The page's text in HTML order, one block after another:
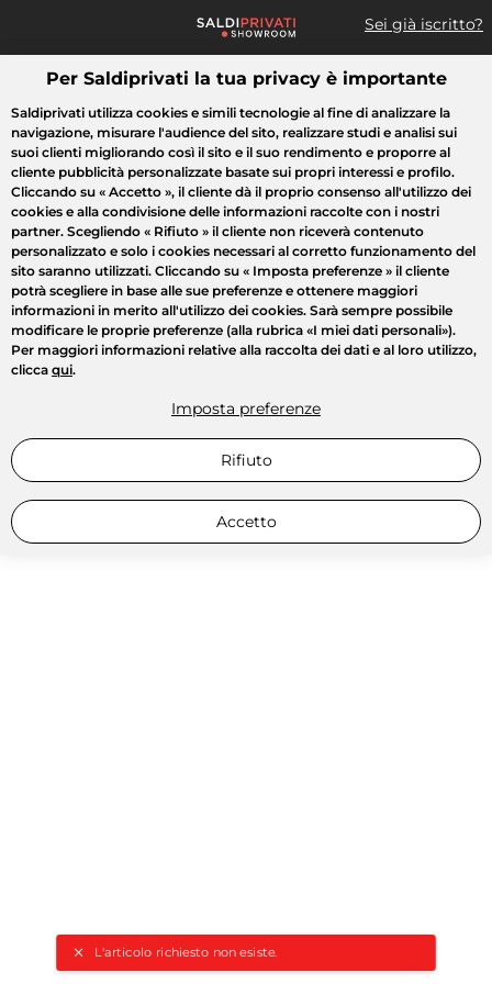
Sei già iscritto?
Cosa cerchi?
L'articolo richiesto non esiste.
Tutte le vendite Moda Casa Bellezza Elettrodomestici
Per Saldiprivati la tua privacy è importante
Saldiprivati utilizza cookies e simili tecnologie al fine di analizzare la
navigazione, misurare l'audience del sito, realizzare studi e analisi sui
suoi clienti migliorando così il sito e il suo rendimento e proporre al
cliente pubblicità personalizzate basate sui propri interessi e profilo.
Cliccando su « Accetto », il cliente dà il proprio consenso all'utilizzo dei
cookies e alla condivisione delle informazioni raccolte con i nostri
partner. Scegliendo « Rifiuto » il cliente non riceverà contenuto
personalizzato e solo i cookies necessari al corretto funzionamento del
sito saranno utilizzati. Cliccando su « Imposta preferenze » il cliente
potrà scegliere in base alle sue preferenze e ottenere maggiori
informazioni in merito all'utilizzo dei cookies. Sarà sempre possibile
modificare le proprie preferenze (alla rubrica «I miei dati personali»).
Per maggiori informazioni relative alla raccolta dei dati e al loro utilizzo,
clicca qui.
Imposta preferenze
Rifiuto
Accetto